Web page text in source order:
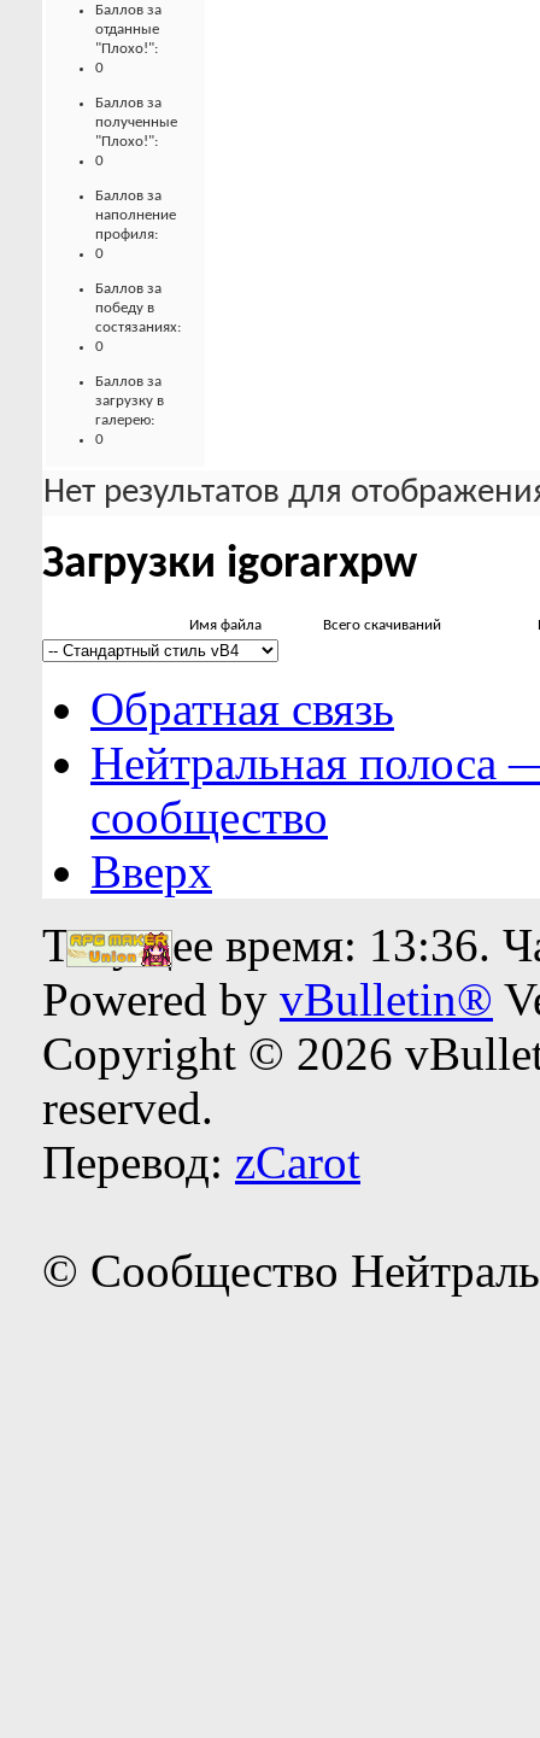
Баллов за
отданные
"Плохо!":
0
Баллов за
полученные
"Плохо!":
0
Баллов за
наполнение
профиля:
0
Баллов за
победу в
состязаниях:
0
Баллов за
загрузку в
галерею:
0
Нет результатов для
Загрузки igorarxpw
Имя файла Всего скачиваний
Обратная связь
Нейтральная полоса
сообщество
Вверх
Текущее время: 13:36.
Powered by vBulletin®
Copyright © 2026
reserved.
Перевод: zCarot
© Сообщество